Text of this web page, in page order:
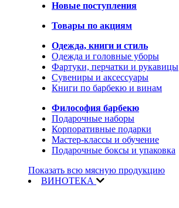
Новые поступления
Товары по акциям
Одежда, книги и стиль
Одежда и головные уборы
Фартуки, перчатки и рукавицы
Сувениры и аксессуары
Книги по барбекю и винам
Философия барбекю
Подарочные наборы
Корпоративные подарки
Мастер-классы и обучение
Подарочные боксы и упаковка
Показать всю мясную продукцию
ВИНОТЕКА